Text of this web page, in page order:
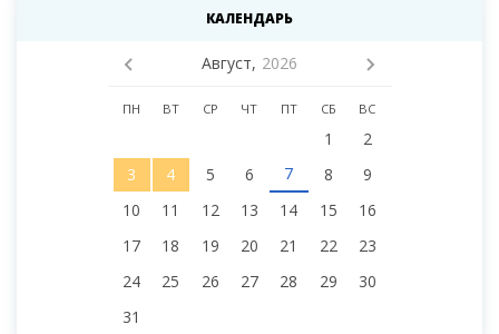
КАЛЕНДАРЬ
Август, 2026
ПН ВТ СР ЧТ ПТ СБ ВС
1
2
3
4 5 6 7 8
9
10
11 12 13 14 15
16
17
18 19 20 21 22
23
24
25 26 27 28 29
30
31